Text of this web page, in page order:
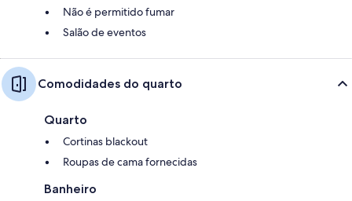
Não é permitido fumar
Salão de eventos
Comodidades do quarto
Quarto
Cortinas blackout
Roupas de cama fornecidas
Banheiro